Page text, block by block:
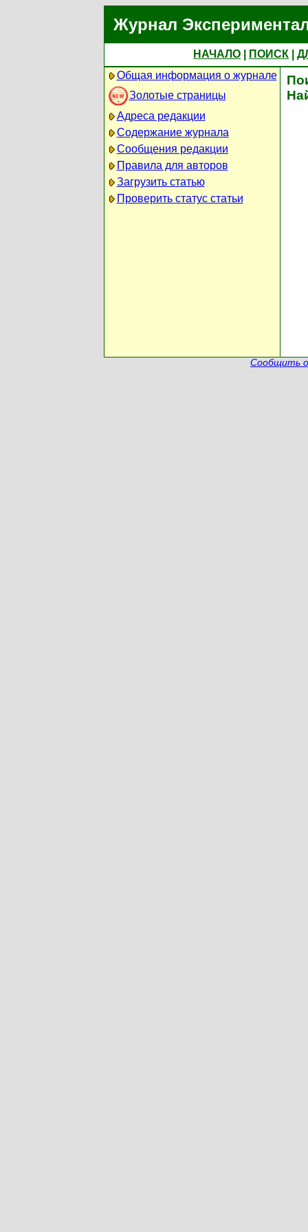
Журнал
НАЧАЛО ПОИСК
Общая информация о журнале
Золотые страницы
Адреса редакции
Содержание журнала
Сообщения редакции
Правила для авторов
Загрузить статью
Проверить статус статьи
Сообщить о